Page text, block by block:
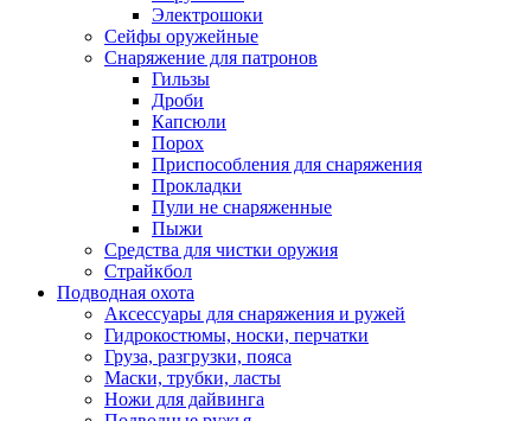
Электрошоки
Сейфы оружейные
Снаряжение для патронов
Гильзы
Дроби
Капсюли
Порох
Приспособления для снаряжения
Прокладки
Пули не снаряженные
Пыжи
Средства для чистки оружия
Страйкбол
Подводная охота
Аксессуары для снаряжения и ружей
Гидрокостюмы, носки, перчатки
Груза, разгрузки, пояса
Маски, трубки, ласты
Ножи для дайвинга